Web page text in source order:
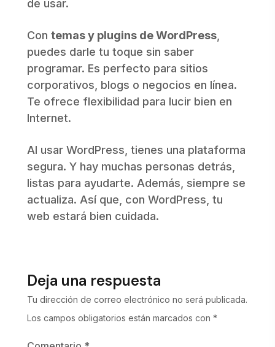
de usar.
Con temas y plugins de WordPress
puedes darle tu toque sin saber
programar. Es perfecto para sitios
corporativos, blogs o negocios en línea.
Te ofrece flexibilidad para lucir bien en
Internet.
Al usar WordPress, tienes una plataforma
segura. Y hay muchas personas detrás,
listas para ayudarte. Además, siempre se
actualiza. Así que, con WordPress, tu
web estará bien cuidada.
Deja una respuesta
Tu dirección de correo electrónico no será publicada.
Los campos obligatorios están marcados con *